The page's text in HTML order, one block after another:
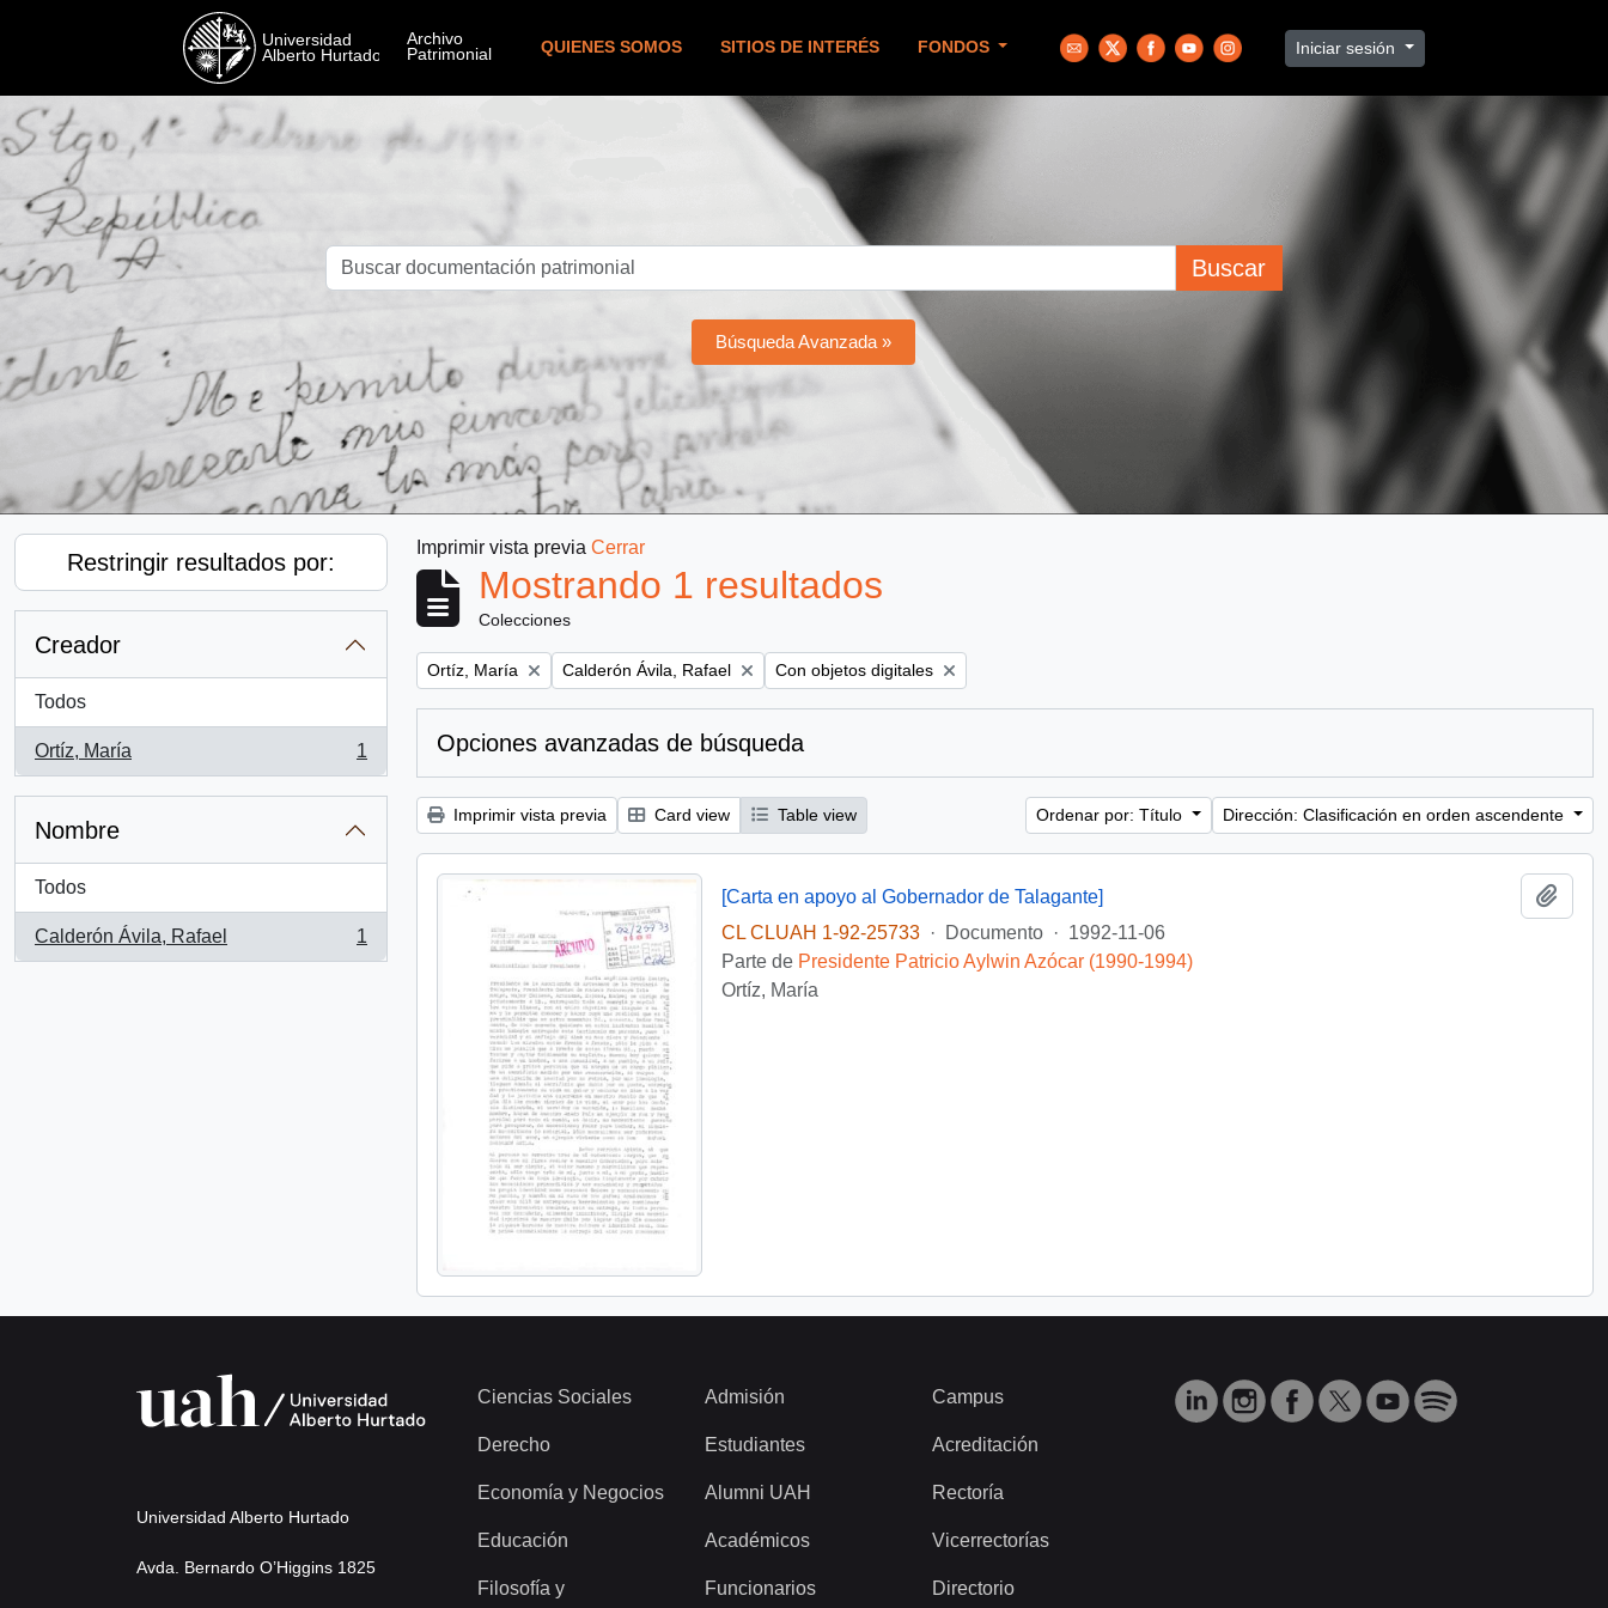
QUIENES SOMOS SITIOS DE INTERÉS FONDOS Iniciar sesión
Buscar
Búsqueda Avanzada »
Restringir resultados por:
Creador
Todos
Ortíz, María
, 1 resultados
1
Nombre
Todos
Calderón Ávila, Rafael
, 1 resultados
1
Imprimir vista previa Cerrar
Mostrando 1 resultados
Colecciones
Remove filter:
Ortíz, María Remove filter:
Calderón Ávila, Rafael Remove filter:
Con objetos digitales
Opciones avanzadas de búsqueda
Imprimir vista previa Card view Table view Ordenar por: Título Dirección: Clasificación en orden ascendente
[Carta en apoyo al Gobernador de Talagante]
CL CLUAH 1-92-25733
· Documento · 1992-11-06
Parte de Presidente Patricio Aylwin Azócar (1990-1994)
Ortíz, María
Universidad Alberto Hurtado
Avda. Bernardo O’Higgins 1825
Ciencias Sociales
Derecho
Economía y Negocios
Educación
Filosofía y
Admisión
Estudiantes
Alumni UAH
Académicos
Funcionarios
Campus
Acreditación
Rectoría
Vicerrectorías
Directorio